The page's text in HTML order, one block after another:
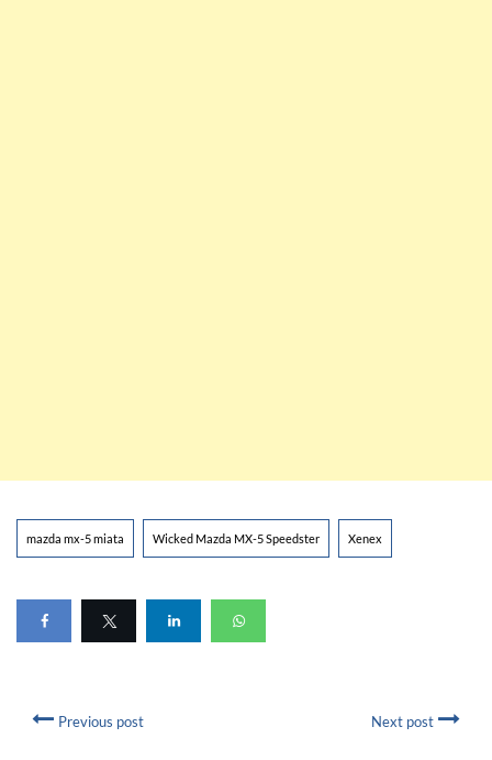
mazda mx-5 miata Wicked Mazda MX-5 Speedster Xenex
Previous post Next post